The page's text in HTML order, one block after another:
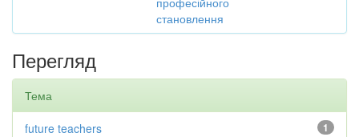
становлення
Перегляд
Тема
1
future teachers